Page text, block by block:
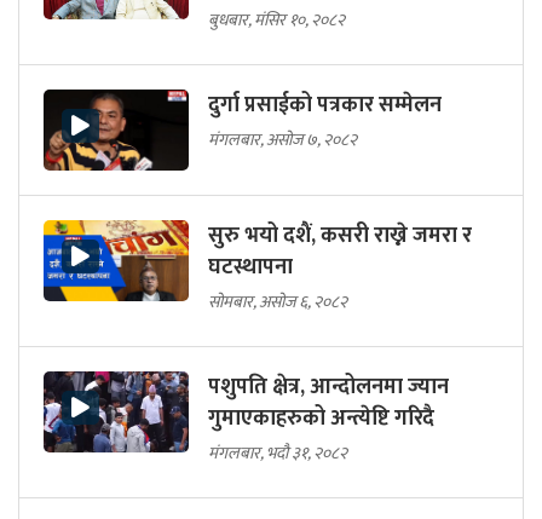
बुधबार, मंसिर १०, २०८२
दुर्गा प्रसाईको पत्रकार सम्मेलन
मंगलबार, असोज ७, २०८२
सुरु भयो दशैं, कसरी राख्ने जमरा र
घटस्थापना
सोमबार, असोज ६, २०८२
पशुपति क्षेत्र, आन्दोलनमा ज्यान
गुमाएकाहरुको अन्त्येष्टि गरिदै
मंगलबार, भदौ ३१, २०८२